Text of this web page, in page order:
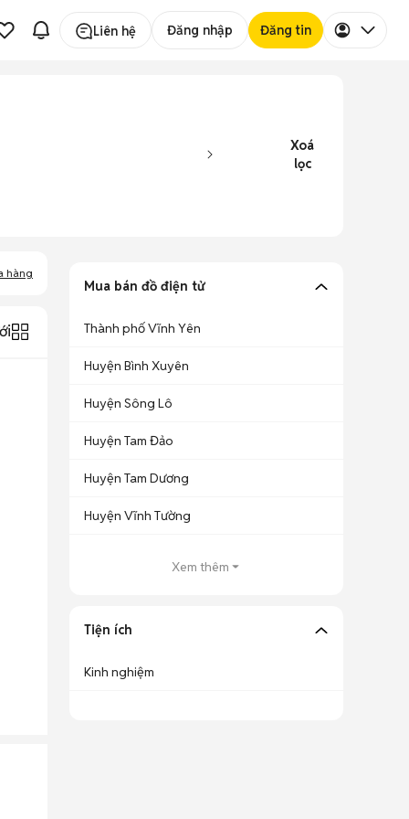
Liên hệ Đăng nhập Đăng tin
Xoá
lọc
hàng
Mua bán đồ điện tử
Thành phố Vĩnh Yên
Huyện Bình Xuyên
Huyện Sông Lô
Huyện Tam Đảo
Huyện Tam Dương
Huyện Vĩnh Tường
Xem thêm
Tiện ích
Kinh nghiệm